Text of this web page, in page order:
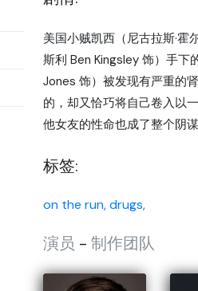
美国小贼凯西（尼古拉斯·
斯利 Ben Kingsley 饰）手下
Jones 饰）被发现有严重的
的，却又恰巧将自己卷入以
他女友的性命也成了整个阴
标签:
on the run,drugs,
演员 - 制作团队